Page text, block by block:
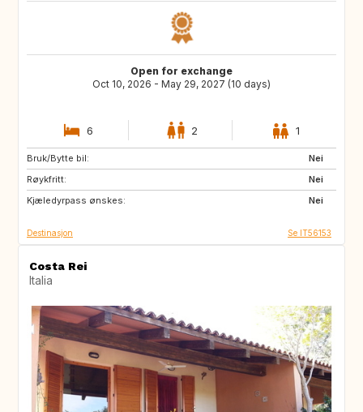
Open for exchange
Oct 10, 2026 - May 29, 2027 (10 days)
6 2 1
Bruk/Bytte bil:
Nei
Røykfritt:
Nei
Kjæledyrpass ønskes:
Nei
LK
Destinasjon Se IT56153
Costa Rei
Italia